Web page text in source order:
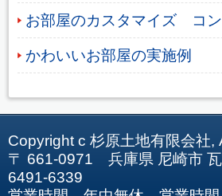
お部屋のカスタマイズ コ
かわいいお部屋の実施例
Copyright c 杉原土地有限会社,
〒 661-0971 兵庫県 尼崎市
6491-6339